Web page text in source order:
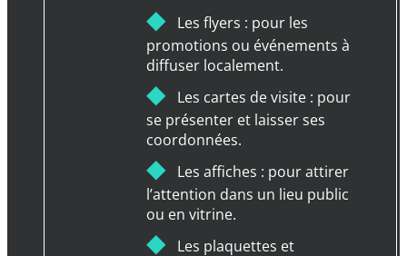
◆ Les flyers : pour les
promotions ou événements à
diffuser localement.
◆ Les cartes de visite : pour
se présenter et laisser ses
coordonnées.
◆ Les affiches : pour attirer
l’attention dans un lieu public
ou en vitrine.
◆ Les plaquettes et